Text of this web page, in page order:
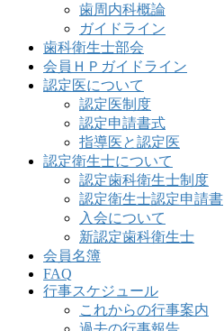
歯周内科概論
ガイドライン
歯科衛生士部会
会員ＨＰガイドライン
認定医について
認定医制度
認定申請書式
指導医と認定医
認定衛生士について
認定歯科衛生士制度
認定衛生士認定申請書
入会について
新認定歯科衛生士
会員名簿
FAQ
行事スケジュール
これからの行事案内